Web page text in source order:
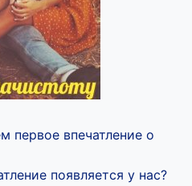
первое впечатление о
появляется у нас?